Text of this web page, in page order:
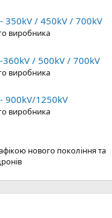
350kV / 450kV / 700kV
виробника
360kV / 500kV / 700kV
виробника
900kV/1250kV
виробника
нового покоління та